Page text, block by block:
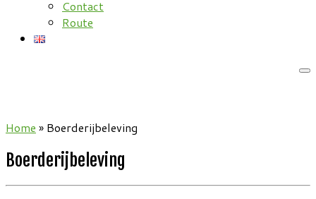
Contact
Route
Home » Boerderijbeleving
Boerderijbeleving